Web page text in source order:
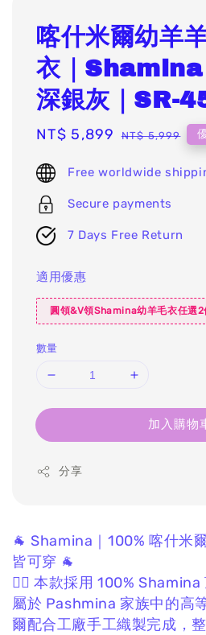
喀什米爾幼羊
衣｜Shamina
深銀灰｜SR-
Sale
NT$ 5,899 Regular
NT$ 5,999
Free worldwide
Secure payments
7 Days Free Return
適用優惠
圓領&V領Shamina幼羊毛衣任選2
數量
加入購物
分享
🐐 Shamina｜100% 喀什米
皆可穿 🐐
❤️‍🔥 本款採用 100% Shamina
屬於 Pashmina 家族中的高
爾配合工廠手工織製完成，